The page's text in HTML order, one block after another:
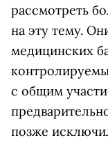
рассмотреть
на эту тему.
медицинских
с общим
позже